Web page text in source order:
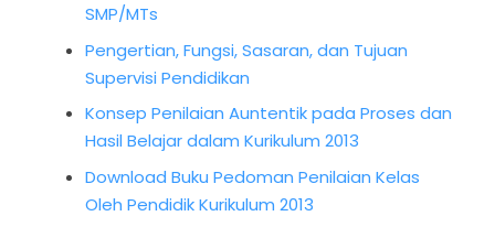
SMP/MTs
Pengertian, Fungsi, Sasaran, dan Tujuan
Supervisi Pendidikan
Konsep Penilaian Auntentik pada Proses dan
Hasil Belajar dalam Kurikulum 2013
Download Buku Pedoman Penilaian Kelas
Oleh Pendidik Kurikulum 2013